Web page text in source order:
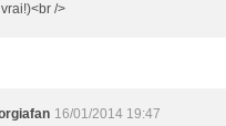
/>
16/01/2014 19:47